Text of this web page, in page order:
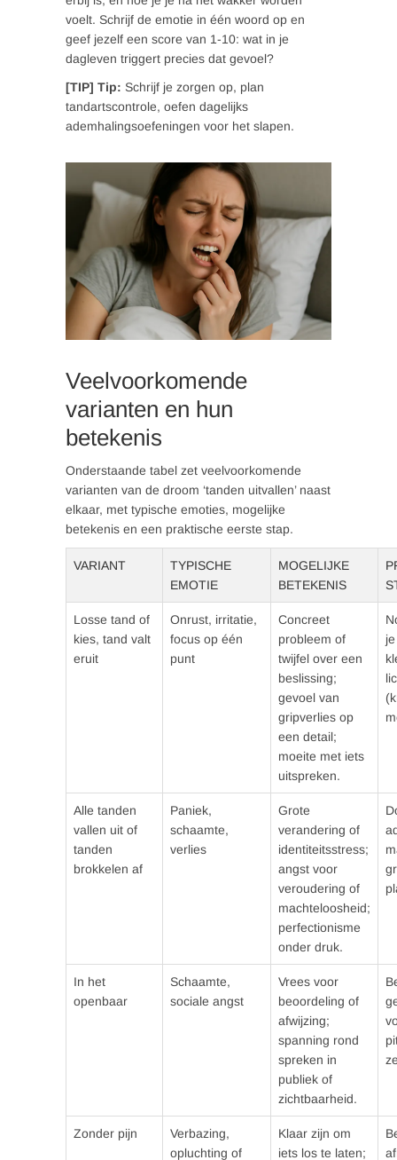
voelt. Schrijf de emotie in één woord op en
geef jezelf een score van 1-10: wat in je
dagleven triggert precies dat gevoel?
[TIP] Tip: Schrijf je zorgen op, plan
tandartscontrole, oefen dagelijks
ademhalingsoefeningen voor het slapen.
Veelvoorkomende
varianten en hun
betekenis
Onderstaande tabel zet veelvoorkomende
varianten van de droom ‘tanden uitvallen’ naast
elkaar, met typische emoties, mogelijke
betekenis en een praktische eerste stap.
VARIANT
TYPISCHE
EMOTIE
MOGELIJKE
BETEKENIS
Losse tand of
kies, tand valt
eruit
Onrust, irritatie,
focus op één
punt
Concreet
probleem of
twijfel over een
beslissing;
gevoel van
gripverlies op
een detail;
moeite met iets
uitspreken.
Alle tanden
vallen uit of
tanden
brokkelen af
Paniek,
schaamte,
verlies
Grote
verandering of
identiteitsstress;
angst voor
veroudering of
machteloosheid;
perfectionisme
onder druk.
In het
openbaar
Schaamte,
sociale angst
Vrees voor
beoordeling of
afwijzing;
spanning rond
spreken in
publiek of
zichtbaarheid.
Zonder pijn
Verbazing,
opluchting of
Klaar zijn om
iets los te laten;